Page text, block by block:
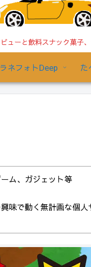
ューと飲料スナック菓
ネフォトDeep た
ム、ガジェット等
興味で動く無計画な個人